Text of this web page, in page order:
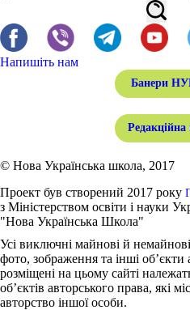
Напишіть нам
Банери
Редакційна
© Нова Українська школа, 2017
Проект був створений 2017 року
з Міністерством освіти і науки
"Нова Українська Школа"
Усі виключні майнові й
фото, зображення та інші
розміщені на цьому сайті
об’єктів авторського права, які
авторство іншої особи.